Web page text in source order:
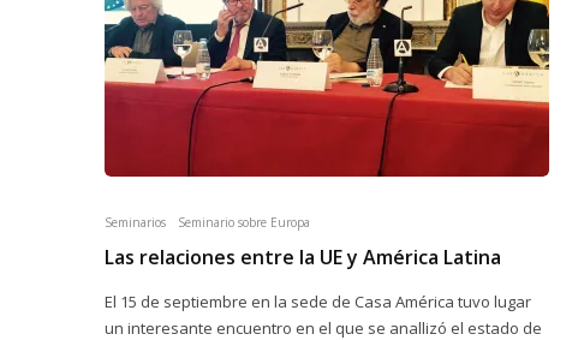
Seminarios Seminario sobre Europa
Las relaciones entre la UE y América Latina
El 15 de septiembre en la sede de Casa América tuvo lugar
un interesante encuentro en el que se anallizó el estado de